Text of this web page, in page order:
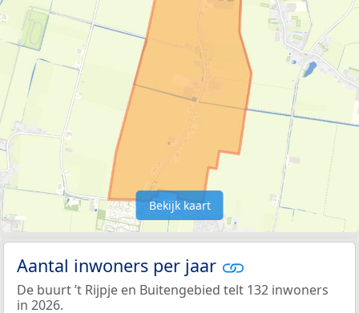
Bekijk kaart
Aantal inwoners per jaar
De buurt ’t Rijpje en Buitengebied telt 132 inwoners
in 2026.